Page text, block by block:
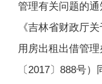
管理有关问题的通
《吉林省财政厅
用房出租出借管
〔2017〕888号）